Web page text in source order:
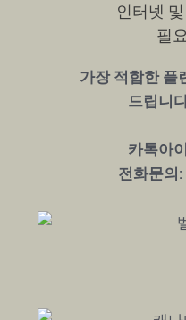
인터넷
필
가장 적합한 플
드립니
카톡아
전화문의